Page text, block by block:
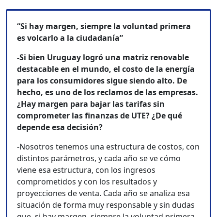
“Si hay margen, siempre la voluntad primera
es volcarlo a la ciudadanía”
-Si bien Uruguay logró una matriz renovable
destacable en el mundo, el costo de la energía
para los consumidores sigue siendo alto. De
hecho, es uno de los reclamos de las empresas.
¿Hay margen para bajar las tarifas sin
comprometer las finanzas de UTE? ¿De qué
depende esa decisión?
-Nosotros tenemos una estructura de costos, con
distintos parámetros, y cada año se ve cómo
viene esa estructura, con los ingresos
comprometidos y con los resultados y
proyecciones de venta. Cada año se analiza esa
situación de forma muy responsable y sin dudas